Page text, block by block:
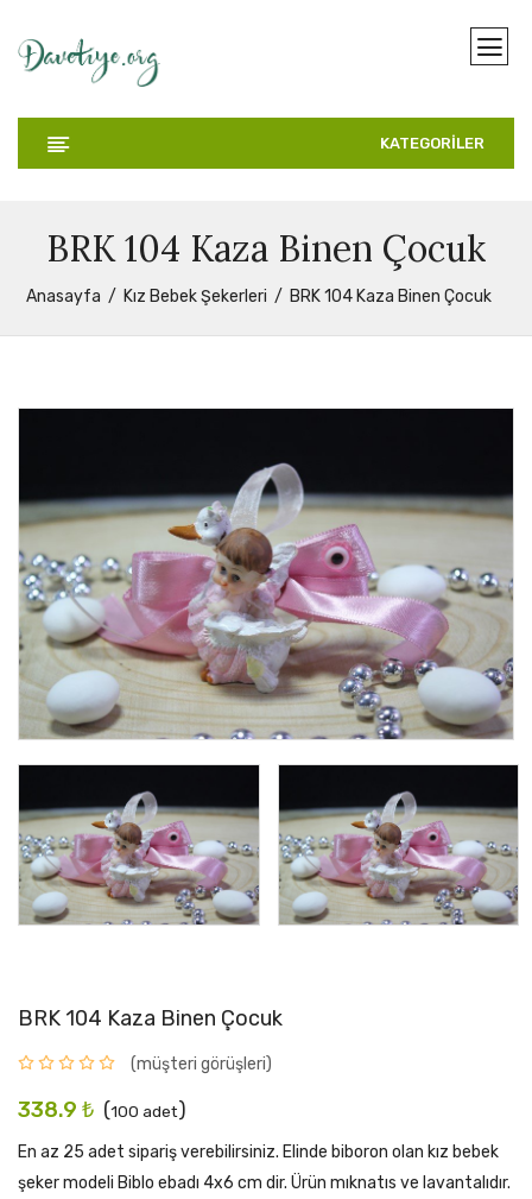
KATEGORİLER
BRK 104 Kaza Binen Çocuk
Anasayfa Kız Bebek Şekerleri BRK 104 Kaza Binen Çocuk
BRK 104 Kaza Binen Çocuk
(müşteri görüşleri)
338.9 ₺ (100 adet)
En az 25 adet sipariş verebilirsiniz. Elinde biboron olan kız bebek
şeker modeli Biblo ebadı 4x6 cm dir. Ürün mıknatıs ve lavantalıdır.